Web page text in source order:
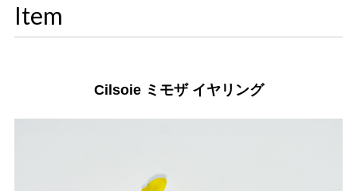
Item
Cilsoie ミモザ イヤリング